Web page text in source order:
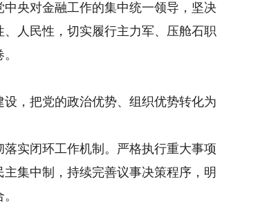
央对金融工作的集中统一领导，坚决
人民性，切实履行主力军、压舱石职
，把党的政治优势、组织优势转化为
实闭环工作机制。严格执行重大事项
集中制，持续完善议事决策程序，明